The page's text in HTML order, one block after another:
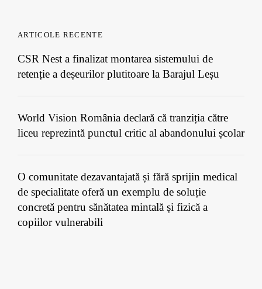
ARTICOLE RECENTE
CSR Nest a finalizat montarea sistemului de
retenție a deșeurilor plutitoare la Barajul Leșu
World Vision România declară că tranziția către
liceu reprezintă punctul critic al abandonului școlar
O comunitate dezavantajată și fără sprijin medical
de specialitate oferă un exemplu de soluție
concretă pentru sănătatea mintală și fizică a
copiilor vulnerabili